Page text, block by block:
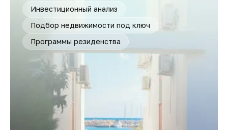
Инвестиционный анализ
Подбор недвижимости под ключ
Программы резиденства